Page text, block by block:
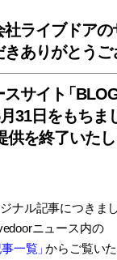
ライブドアの
ありがとうご
スサイ ト「
31日をもちま
を終了いたし
ナル記事につきま
ニュース内の
事一覧」からご覧いた